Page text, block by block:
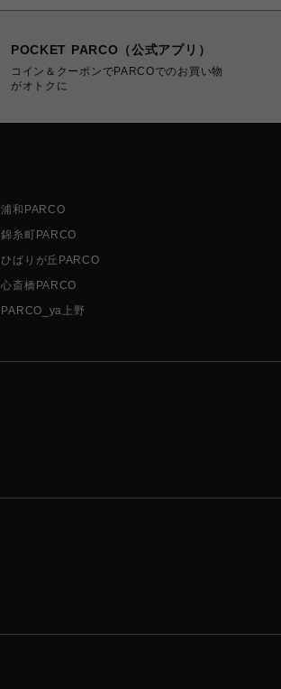
POCKET PARCO（公式アプリ）
コイン＆クーポンでPARCOでのお買い物
がオトクに
浦和PARCO
錦糸町PARCO
ひばりが丘PARCO
心斎橋PARCO
PARCO_ya上野